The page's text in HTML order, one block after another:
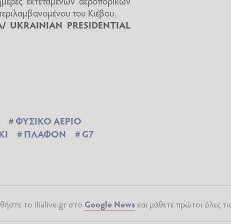
του Κιέβου.
PRESIDENTIAL
ΦΥΣΙΚΟ ΑΕΡΙΟ
ΠΛΑΦΟΝ G7
το ilialive.gr στο Google Newsκαι μάθετε πρώτοι όλες